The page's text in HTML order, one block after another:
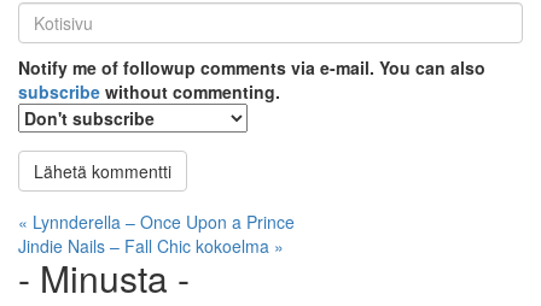
Kotisivu
*
Notify me of followup comments via e-mail. You can also
subscribe without commenting.
Artikkelien
selaus
« Lynnderella – Once Upon a Prince
Jindie Nails – Fall Chic kokoelma »
- Minusta -